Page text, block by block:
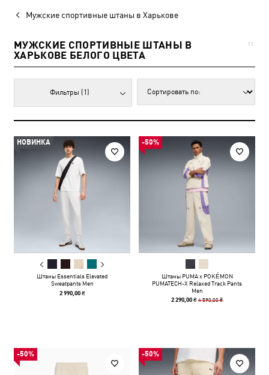
Мужские спортивные штаны в Харькове
МУЖСКИЕ СПОРТИВНЫЕ ШТАНЫ В
ХАРЬКОВЕ БЕЛОГО ЦВЕТА
11
Фильтры (1)
НОВИНКА
Штаны Essentials Elevated
Sweatpants Men
2 990,00 ₴
-50%
Штаны PUMA x POKÉMON
PUMATECH-X Relaxed Track Pants
Men
2 290,00 ₴4 590,00 ₴
-50% -50%